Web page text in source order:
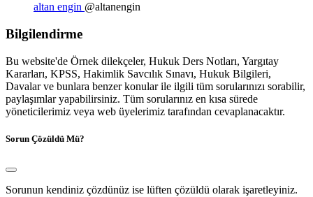
altan engin @altanengin
Bilgilendirme
Bu website'de Örnek dilekçeler, Hukuk Ders Notları, Yargıtay
Kararları, KPSS, Hakimlik Savcılık Sınavı, Hukuk Bilgileri,
Davalar ve bunlara benzer konular ile ilgili tüm sorularınızı sorabilir,
paylaşımlar yapabilirsiniz. Tüm sorularınız en kısa sürede
yöneticilerimiz veya web üyelerimiz tarafından cevaplanacaktır.
Sorun Çözüldü Mü?
Sorunun kendiniz çözdünüz ise lüften çözüldü olarak işaretleyiniz.